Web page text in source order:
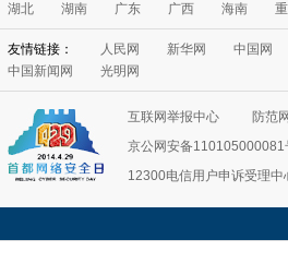
湖北
湖南 广东 广西 海南
友情链接： 人民网 新华网
中国网
中国新闻网
光明网
互联网举报中心
防范
京公网安备110105000081
12300电信用户申诉受理中